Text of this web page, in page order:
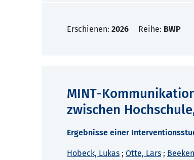
Erschienen: 2026 Reihe: BWP
MINT-
zwischen
Ergebnisse einer
Hobeck, Lukas ; Otte, Lars ;